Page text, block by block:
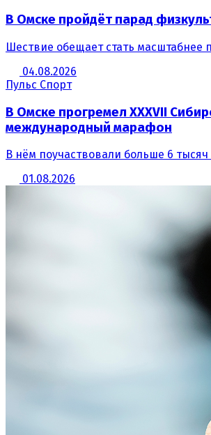
В Омске пройдёт парад
Шествие обещает стать масштабнее
04.08.2026
Пульс Спорт
В Омске прогремел XXXVII
международный марафон
В нём поучаствовали больше 6
01.08.2026